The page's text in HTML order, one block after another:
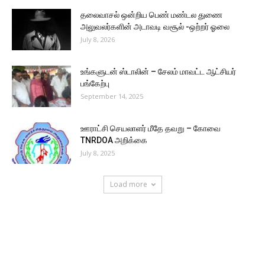
தலைவாசல் ஒன்றிய பெண் மண்டல துணை
அலுவலர்களின் அடாவடி வசூல் -ஒற்றர் ஓலை
July 8, 2026
உங்களுடன் ஸ்டாலின் – சேலம் மாவட்ட ஆட்சியர்
பங்கேற்பு
September 14, 2025
ஊராட்சி செயலாளர் மீதே தவறு – கோவை
TNRDOA அறிக்கை
July 8, 2025
Load more